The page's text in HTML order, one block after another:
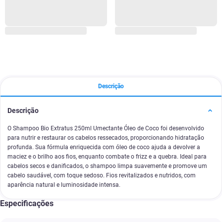
Descrição
Descrição
O Shampoo Bio Extratus 250ml Umectante Óleo de Coco foi desenvolvido
para nutrir e restaurar os cabelos ressecados, proporcionando hidratação
profunda. Sua fórmula enriquecida com óleo de coco ajuda a devolver a
maciez e o brilho aos fios, enquanto combate o frizz e a quebra. Ideal para
cabelos secos e danificados, o shampoo limpa suavemente e promove um
cabelo saudável, com toque sedoso. Fios revitalizados e nutridos, com
aparência natural e luminosidade intensa.
Especificações